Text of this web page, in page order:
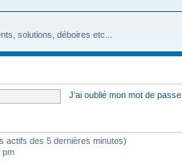
solutions, déboires etc...
J’ai oublié mon mot de passe
actifs des 5 dernières minutes)
pm